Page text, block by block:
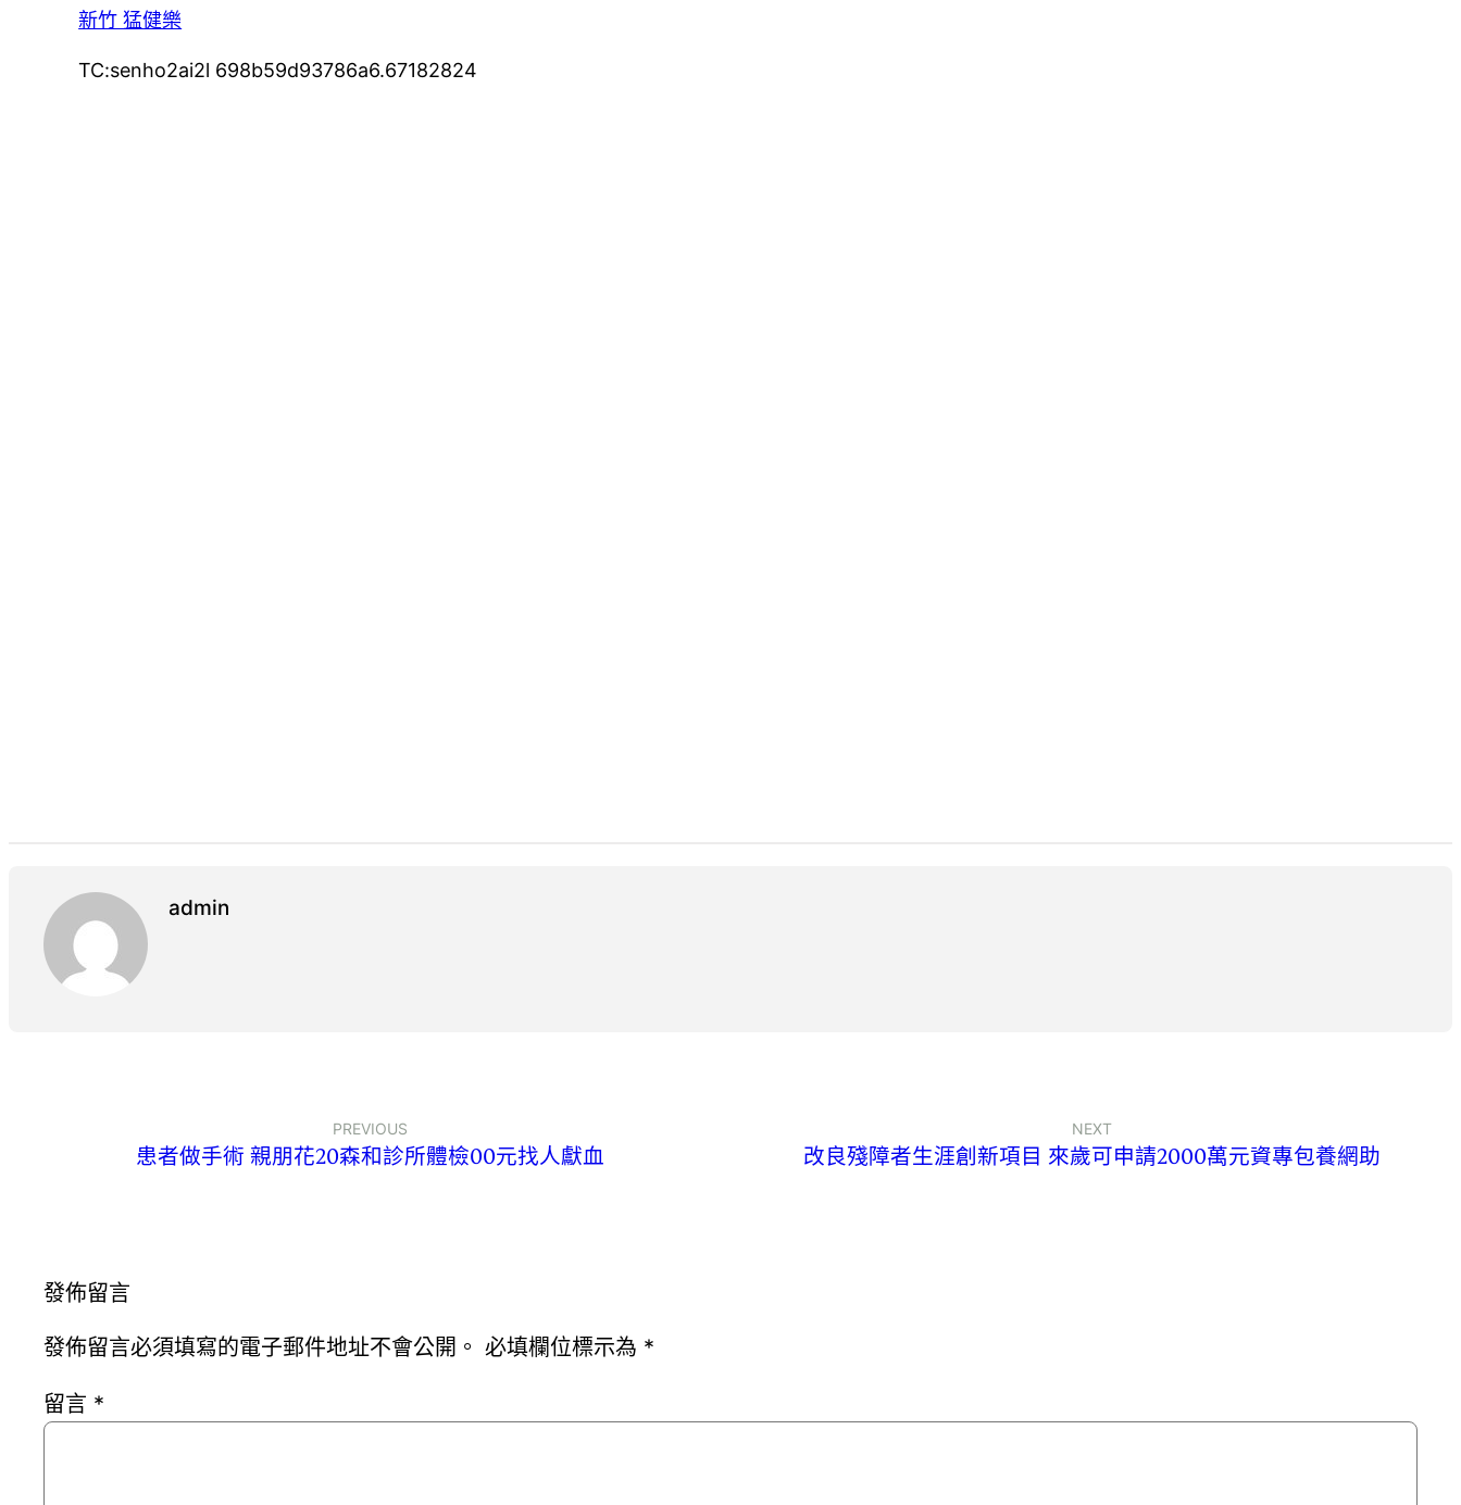
新竹 猛健樂
TC:senho2ai2l 698b59d93786a6.67182824
admin
PREVIOUS
患者做手術 親朋花20森和診所體檢00元找人獻血
NEXT
改良殘障者生涯創新項目 來歲可申請2000萬元資專包養網助
發佈留言
發佈留言必須填寫的電子郵件地址不會公開。 必填欄位標示為 *
留言 *